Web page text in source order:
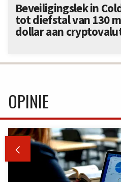
Beveiligingslek in
tot diefstal van 130
dollar aan
OPINIE
